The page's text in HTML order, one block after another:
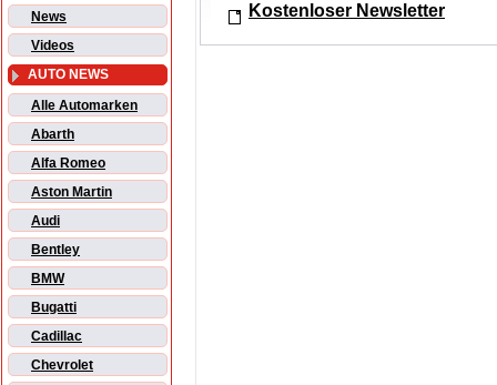
News
Videos
AUTO NEWS
Alle Automarken
Abarth
Alfa Romeo
Aston Martin
Audi
Bentley
BMW
Bugatti
Cadillac
Chevrolet
Kostenloser Newsletter